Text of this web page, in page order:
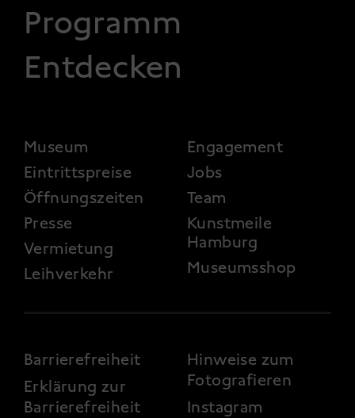
Programm
Entdecken
FOOTER 2
Museum
Eintrittspreise
Öffnungszeiten
Presse
Vermietung
Leihverkehr
Engagement
Jobs
Team
Kunstmeile
Hamburg
Museumsshop
FOOTER 3
Barrierefreiheit
Erklärung zur
Barrierefreiheit
Hinweise zum
Fotografieren
Instagram